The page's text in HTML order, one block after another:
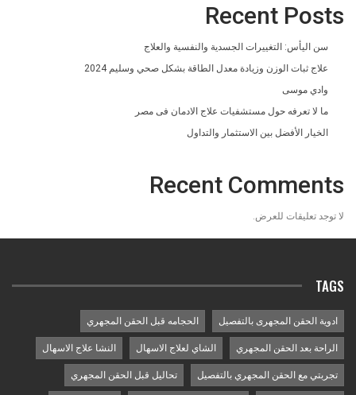
Recent Posts
سن اليأس: التغييرات الجسدية والنفسية والعلاج
علاج ثبات الوزن وزيادة معدل الطاقة بشكل صحي وسليم 2024
وادي موسى
ما لا تعرفه حول مستشفيات علاج الادمان فى مصر
الخيار الأفضل بين الاستثمار والتداول
Recent Comments
لا توجد تعليقات للعرض.
TAGS
ادوية الحقن المجهرى بالتفصيل الحجامه قبل الحقن المجهري
الراحة بعد الحقن المجهري الشاي لعلاج الاسهال النشا علاج الاسهال
تجربتي مع الحقن المجهري بالتفصيل تحاليل قبل الحقن المجهري